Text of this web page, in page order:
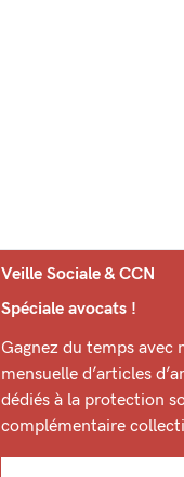
Veille Sociale & CCN
Spéciale avocats !
Gagnez du temps avec
mensuelle d’articles
dédiés à la protection
complémentaire